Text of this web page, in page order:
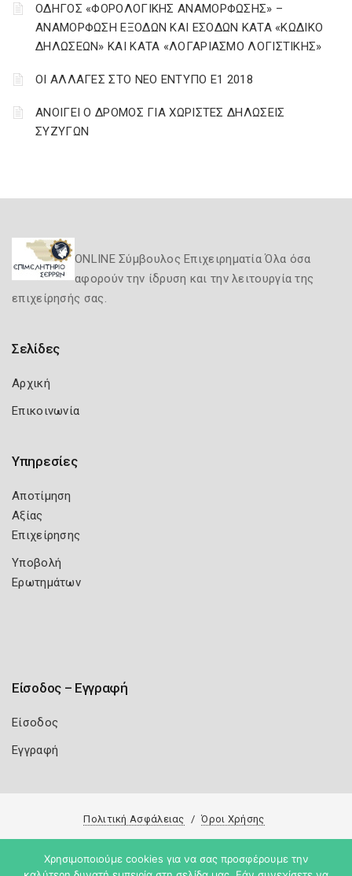
ΟΔΗΓΟΣ «ΦΟΡΟΛΟΓΙΚΗΣ ΑΝΑΜΟΡΦΩΣΗΣ» –
ΑΝΑΜΟΡΦΩΣΗ ΕΞΟΔΩΝ ΚΑΙ ΕΣΟΔΩΝ ΚΑΤΑ «ΚΩΔΙΚΟ
ΔΗΛΩΣΕΩΝ» ΚΑΙ ΚΑΤΑ «ΛΟΓΑΡΙΑΣΜΟ ΛΟΓΙΣΤΙΚΗΣ»
ΟΙ ΑΛΛΑΓΕΣ ΣΤΟ ΝΕΟ ΕΝΤΥΠΟ Ε1 2018
ΑΝΟΙΓΕΙ Ο ΔΡΟΜΟΣ ΓΙΑ ΧΩΡΙΣΤΕΣ ΔΗΛΩΣΕΙΣ
ΣΥΖΥΓΩΝ
ONLINE Σύμβουλος Επιχειρηματία Όλα όσα
αφορούν την ίδρυση και την λειτουργία της
επιχείρησής σας.
Σελίδες
Αρχική
Επικοινωνία
Υπηρεσίες
Αποτίμηση
Αξίας
Επιχείρησης
Υποβολή
Ερωτημάτων
Είσοδος – Εγγραφή
Είσοδος
Εγγραφή
Πολιτική Ασφάλειας Όροι Χρήσης
Copyright 2026 Knowledge A.E.
Χρησιμοποιούμε cookies για να σας προσφέρουμε την